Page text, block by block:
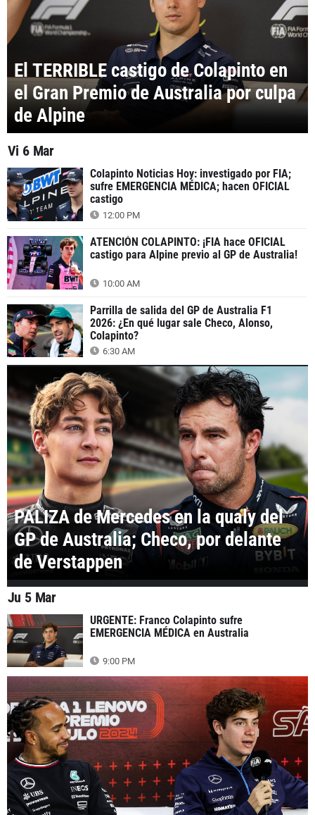
El TERRIBLE castigo de Colapinto en
el Gran Premio de Australia por culpa
de Alpine
Vi 6 Mar
Colapinto Noticias Hoy: investigado por FIA;
sufre EMERGENCIA MÉDICA; hacen OFICIAL
castigo
12:00 PM
ATENCIÓN COLAPINTO: ¡FIA hace OFICIAL
castigo para Alpine previo al GP de Australia!
10:00 AM
Parrilla de salida del GP de Australia F1
2026: ¿En qué lugar sale Checo, Alonso,
Colapinto?
6:30 AM
PALIZA de Mercedes en la qualy del
GP de Australia; Checo, por delante
de Verstappen
Ju 5 Mar
URGENTE: Franco Colapinto sufre
EMERGENCIA MÉDICA en Australia
9:00 PM